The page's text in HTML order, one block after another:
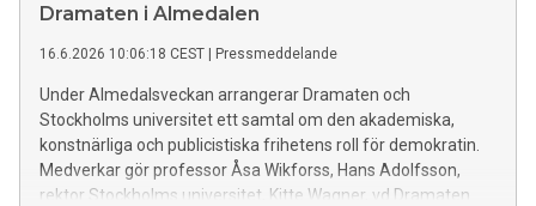
Dramaten i Almedalen
16.6.2026 10:06:18 CEST | Pressmeddelande
Under Almedalsveckan arrangerar Dramaten och
Stockholms universitet ett samtal om den akademiska,
konstnärliga och publicistiska frihetens roll för demokratin.
Medverkar gör professor Åsa Wikforss, Hans Adolfsson,
rektor Stockholms universitet, Kitte Wagner, vd Dramaten